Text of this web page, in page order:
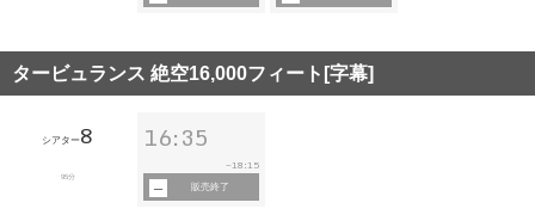
タービュランス 絶空16,000フィート[字幕]
シアター8
95分
16:35
~18:15
販売終了